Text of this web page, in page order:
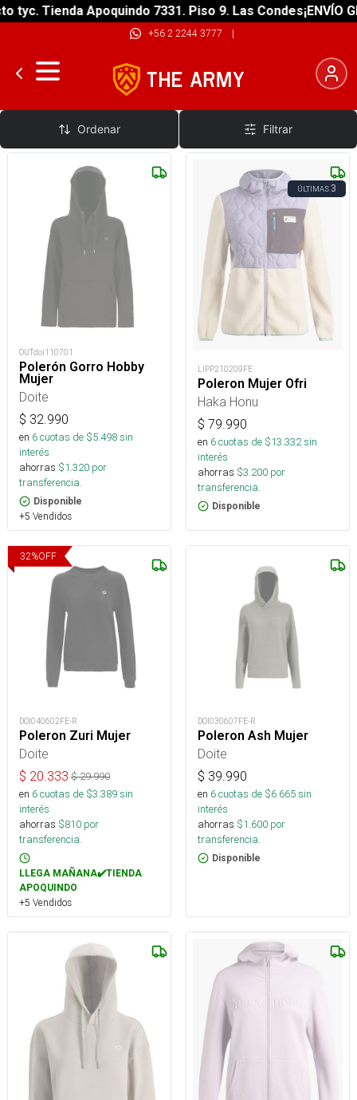
Tienda Apoquindo 7331. Piso 9. Las Condes¡ENVÍO
+56 2 2244 3777 |
Polerones
Ordenar Filtrar
OUTdoi110701
Polerón Gorro Hobby
Mujer
Doite
$ 32.990
en 6cuotas de $5.498sin
interés
ahorras $1.320 por
transferencia.
Disponible
+5 Vendidos
ÚLTIMAS3
LIPP210209FE
Poleron Mujer Ofri
Haka Honu
$ 79.990
en 6cuotas de $13.332sin
interés
ahorras $3.200 por
transferencia.
Disponible
32%OFF
DOI040602FE-R
Poleron Zuri Mujer
Doite
$ 20.333 $29.990
en 6cuotas de $3.389sin
interés
ahorras $810 por
transferencia.
LLEGA MAÑANA✔️TIENDA
APOQUINDO
+5 Vendidos
DOI030607FE-R
Poleron Ash Mujer
Doite
$ 39.990
en 6cuotas de $6.665sin
interés
ahorras $1.600 por
transferencia.
Disponible